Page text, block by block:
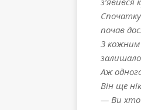
Спочатку
почав
З кожним
Аж
Він ще
— Ви